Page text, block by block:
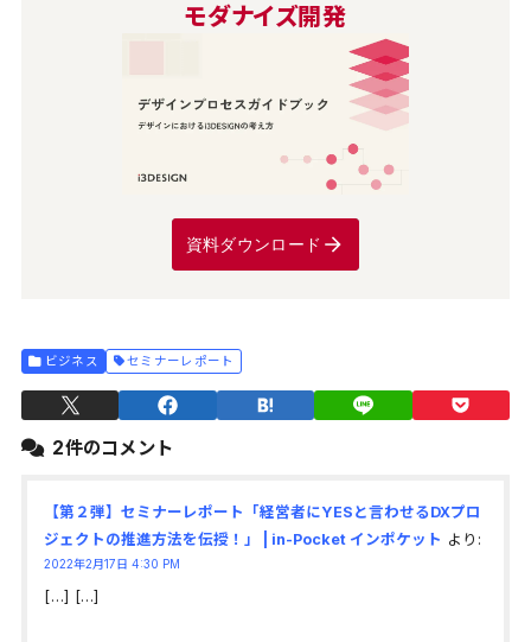
モダナイズ開発
資料ダウンロード
ビジネス セミナーレポート
2件のコメント
【第２弾】セミナーレポート「経営者にYESと言わせるDXプロ
ジェクトの推進方法を伝授！」 | in-Pocket インポケット より:
2022年2月17日 4:30 PM
[…] […]